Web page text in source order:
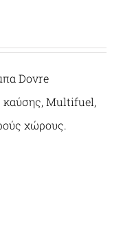
Dovre
καύσης, Multifuel,
χώρους.